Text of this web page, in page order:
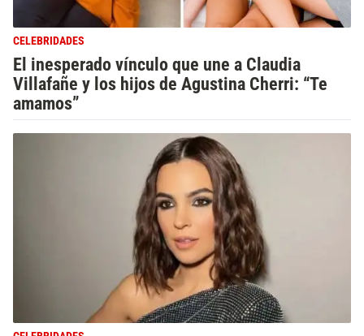
CELEBRIDADES
El inesperado vínculo que une a Claudia
Villafañe y los hijos de Agustina Cherri: “Te
amamos”